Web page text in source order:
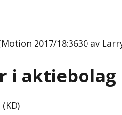
2017/18:3630 av
i aktiebolag